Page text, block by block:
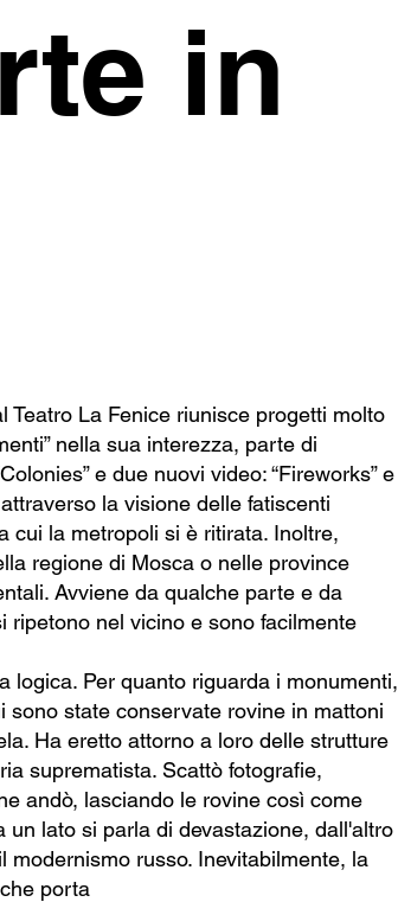
in
La Fenice riunisce progetti molto
nella sua interezza, parte di
e due nuovi video: “Fireworks” e
la visione delle fatiscenti
cui la metropoli si è ritirata. Inoltre,
regione di Mosca o nelle province
Avviene da qualche parte e da
ripetono nel vicino e sono facilmente
logica. Per quanto riguarda i monumenti,
state conservate rovine in mattoni
Ha eretto attorno a loro delle strutture
suprematista. Scattò fotografie,
andò, lasciando le rovine così come
lato si parla di devastazione, dall'altro
russo. Inevitabilmente, la
porta